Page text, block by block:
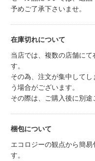
予めご了承下さいませ。
在庫切れについて
当店では、複数の店舗に
す。
その為、注文が集中して
う場合がございます。
その際は、ご購入後に別途
梱包について
エコロジーの観点から簡
す。